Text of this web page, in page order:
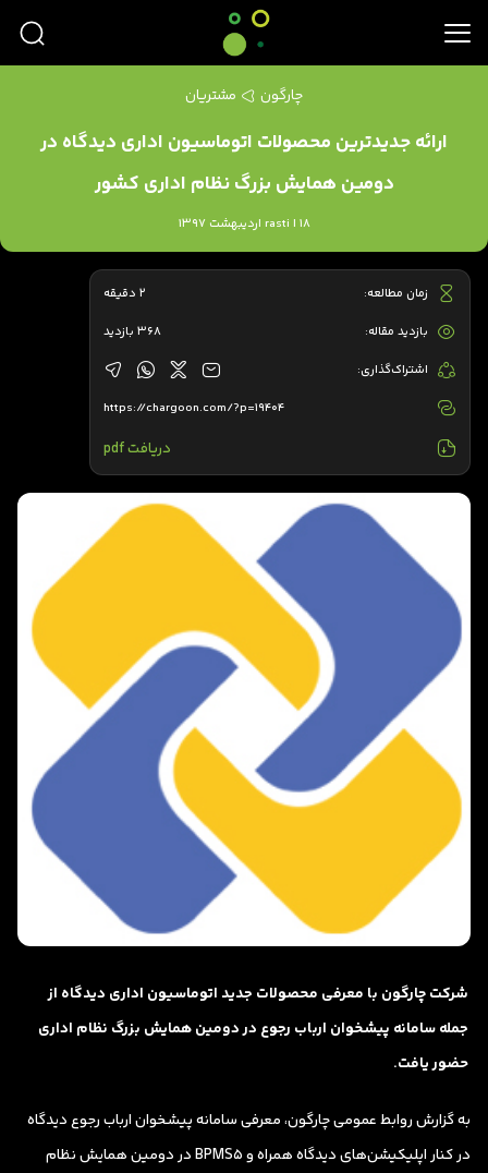
چارگون مشتریان
ارائه جدیدترین محصولات اتوماسیون اداری دیدگاه در
دومین همایش بزرگ نظام اداری کشور
rasti | 18 اردیبهشت 1397
شرکت چارگون با معرفی محصولات جدید اتوماسیون اداری دیدگاه از
جمله سامانه پیشخوان ارباب رجوع در دومین همایش بزرگ نظام اداری
حضور یافت.
به گزارش روابط عمومی چارگون، معرفی سامانه پیشخوان ارباب رجوع دیدگاه
در کنار اپلیکیشن‌های دیدگاه همراه و BPMS5 در دومین همایش نظام
زمان مطالعه: 2 دقیقه
بازدید مقاله: 368 بازدید
اشتراک‌گذاری:
https://chargoon.com/?p=19404
دریافت pdf